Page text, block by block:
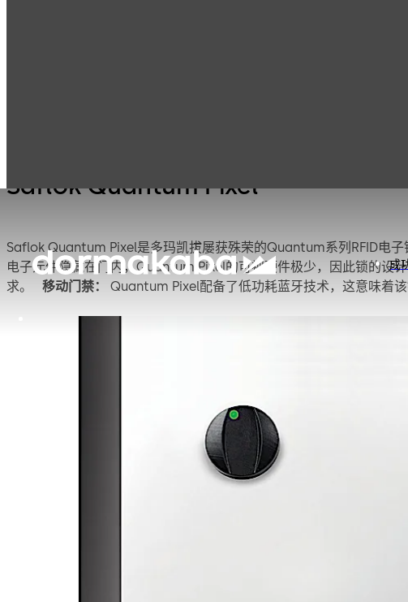
成
Saflok Quantum Pixel
Saflok Quantum Pixel是多玛凯拔屡获殊荣的Quantum系列RFID电
电子元件隐藏在门内，Quantum Pixel的可视硬件极少，因此锁的设
移动门禁：